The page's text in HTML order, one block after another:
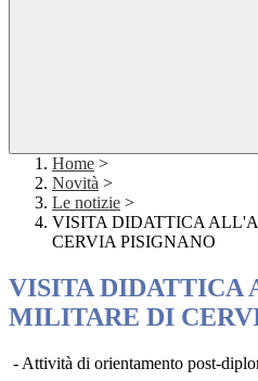
Home >
Novità >
Le notizie >
VISITA DIDATTICA
CERVIA PISIGNANO
VISITA DIDATTICA
MILITARE DI
- Attività di orientamento post-